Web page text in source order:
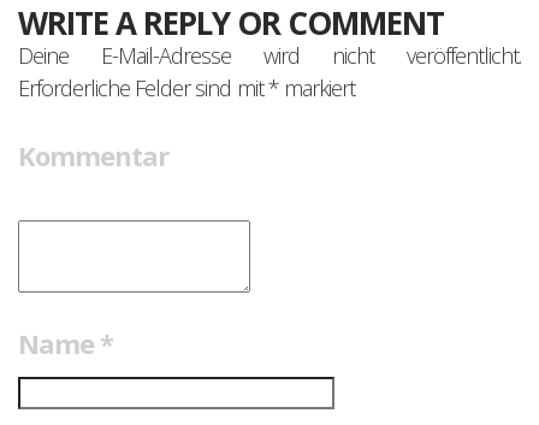
WRITE A REPLY OR COMMENT
Deine E-Mail-Adresse wird nicht veröffentlicht.
Erforderliche Felder sind mit*markiert
Kommentar
Name *